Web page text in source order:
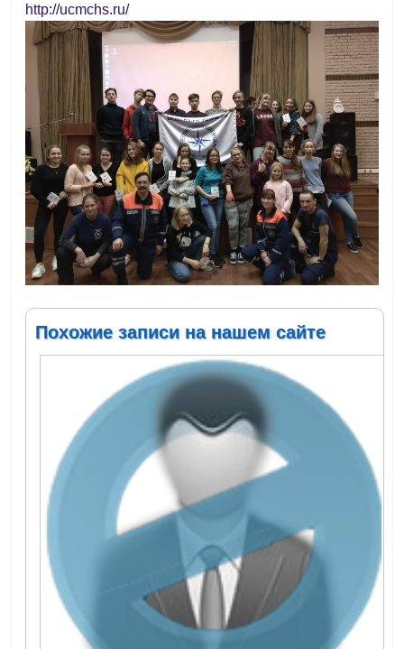
http://ucmchs.ru/
Похожие записи на нашем сайте